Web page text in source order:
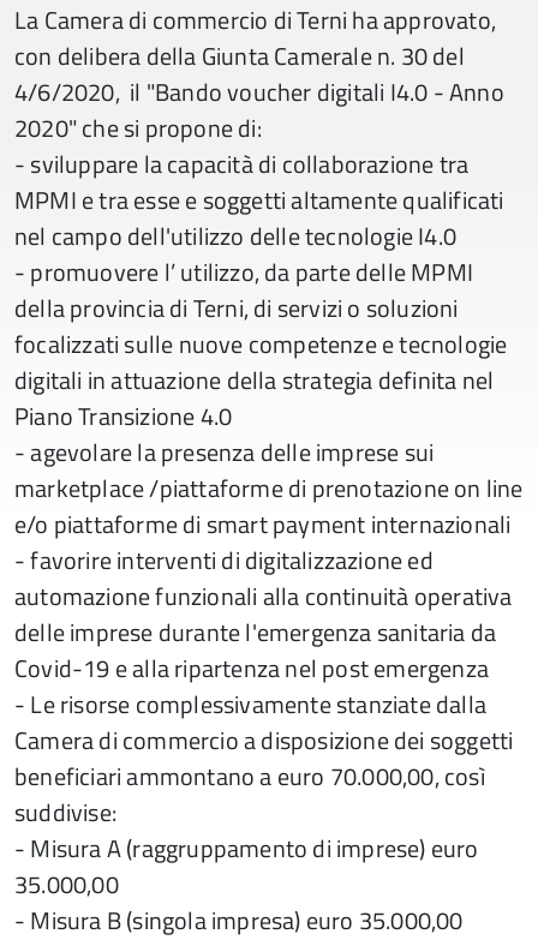
La Camera di commercio di Terni ha approvato,
con delibera della Giunta Camerale n. 30 del
4/6/2020, il "Bando voucher digitali I4.0 - Anno
2020" che si propone di:
- sviluppare la capacità di collaborazione tra
MPMI e tra esse e soggetti altamente qualificati
nel campo dell'utilizzo delle tecnologie I4.0
- promuovere l’ utilizzo, da parte delle MPMI
della provincia di Terni, di servizi o soluzioni
focalizzati sulle nuove competenze e tecnologie
digitali in attuazione della strategia definita nel
Piano Transizione 4.0
- agevolare la presenza delle imprese sui
marketplace /piattaforme di prenotazione on line
e/o piattaforme di smart payment internazionali
- favorire interventi di digitalizzazione ed
automazione funzionali alla continuità operativa
delle imprese durante l'emergenza sanitaria da
Covid-19 e alla ripartenza nel post emergenza
- Le risorse complessivamente stanziate dalla
Camera di commercio a disposizione dei soggetti
beneficiari ammontano a euro 70.000,00, così
suddivise:
- Misura A (raggruppamento di imprese) euro
35.000,00
- Misura B (singola impresa) euro 35.000,00